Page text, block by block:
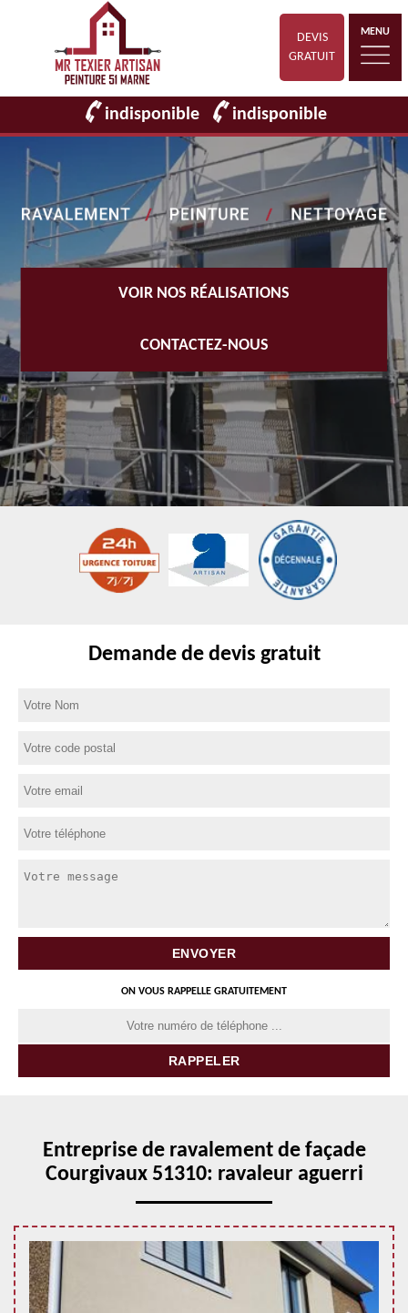
DEVIS
GRATUIT
MENU
indisponible indisponible
VOIR NOS RÉALISATIONS
CONTACTEZ-NOUS
Demande de devis gratuit
ON VOUS RAPPELLE GRATUITEMENT
Entreprise de ravalement de façade
Courgivaux 51310: ravaleur aguerri